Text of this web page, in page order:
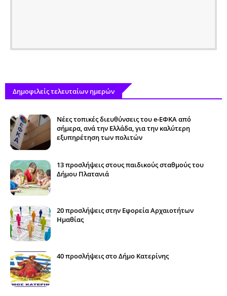
Δημοφιλείς τελευταίων ημερών
Νέες τοπικές διευθύνσεις του e-ΕΦΚΑ από
σήμερα, ανά την Ελλάδα, για την καλύτερη
εξυπηρέτηση των πολιτών
13 προσλήψεις στους παιδικούς σταθμούς του
Δήμου Πλατανιά
20 προσλήψεις στην Εφορεία Αρχαιοτήτων
Ημαθίας
40 προσλήψεις στο Δήμο Κατερίνης